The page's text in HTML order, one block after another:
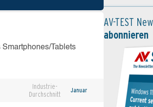
Tablets
Industrie-
Durchschnitt
Januar
AV-TEST
abonnieren